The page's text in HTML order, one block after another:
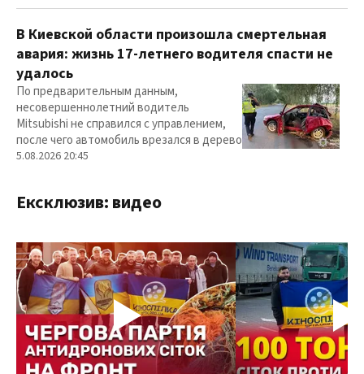
В Киевской области произошла смертельная
авария: жизнь 17-летнего водителя спасти не
удалось
По предварительным данным,
несовершеннолетний водитель
Mitsubishi не справился с управлением,
после чего автомобиль врезался в дерево
5.08.2026 20:45
Ексклюзив: видео